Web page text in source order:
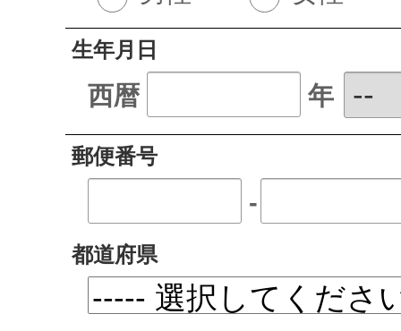
生年月日
西暦 年
郵便番号
-
都道府県